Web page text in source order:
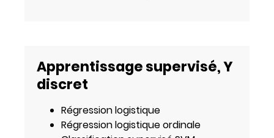
Apprentissage supervisé, Y
discret
Régression logistique
Régression logistique ordinale